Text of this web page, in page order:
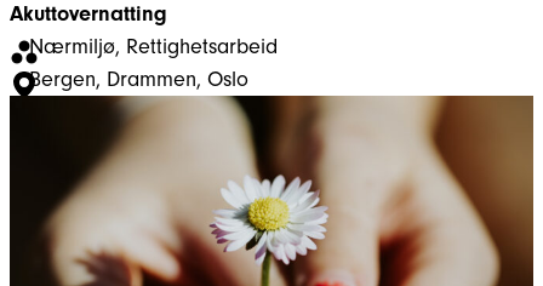
Akuttovernatting
Nærmiljø, Rettighetsarbeid
Bergen, Drammen, Oslo